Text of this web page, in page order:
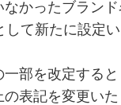
かったブラン
して新たに設定
部を改定する
表記を変更い